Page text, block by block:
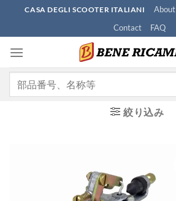
content
CASA DEGLI SCOOTER ITALIANI About
Contact
FAQ
絞り込み